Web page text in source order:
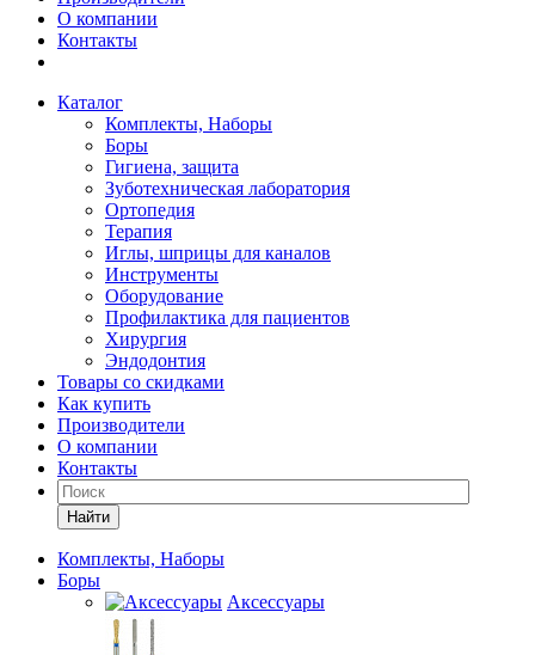
О компании
Контакты
Каталог
Комплекты, Наборы
Боры
Гигиена, защита
Зуботехническая лаборатория
Ортопедия
Терапия
Иглы, шприцы для каналов
Инструменты
Оборудование
Профилактика для пациентов
Хирургия
Эндодонтия
Товары со скидками
Как купить
Производители
О компании
Контакты
Найти
Комплекты, Наборы
Боры
Аксессуары